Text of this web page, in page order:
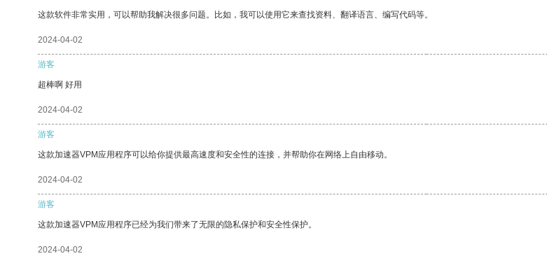
这款软件非常实用，可以帮助我解决很多问题。比如，我可以使用它来查找资料、翻译语言、编写代码等。
2024-04-02
游客
超棒啊 好用
2024-04-02
游客
这款加速器VPM应用程序可以给你提供最高速度和安全性的连接，并帮助你在网络上自由移动。
2024-04-02
游客
这款加速器VPM应用程序已经为我们带来了无限的隐私保护和安全性保护。
2024-04-02